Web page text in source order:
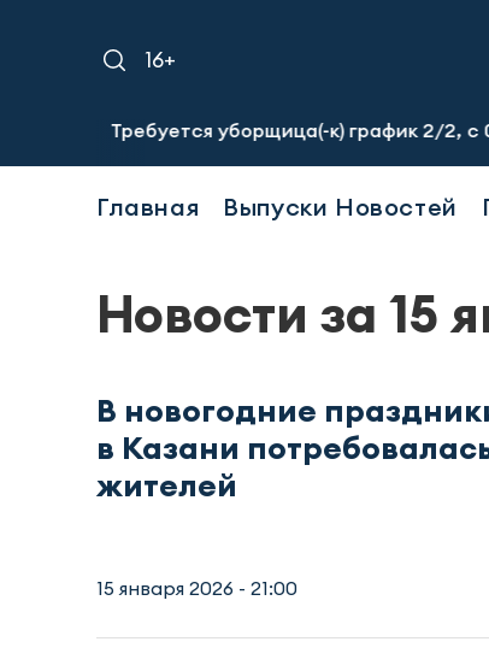
16+
Требуется уборщица(-к) график 2/2, с 07.00 до
Главная Выпуски Новостей
Новости за 15
В новогодние
в Казани
жителей
15 января 2026 - 21:00